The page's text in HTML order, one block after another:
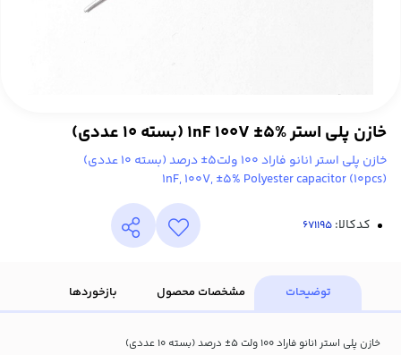
خازن پلی استر 1nF 100V ±5% (بسته 10 عددی)
خازن پلی استر 1نانو فاراد 100 ولت5± درصد (بسته 10 عددی)
1nF, 100V, ±5% Polyester capacitor (10pcs)
کدکالا:
توضیحات مشخصات محصول بازخوردها
خازن پلی استر 1نانو فاراد 100 ولت 5± درصد (بسته 10 عددی)